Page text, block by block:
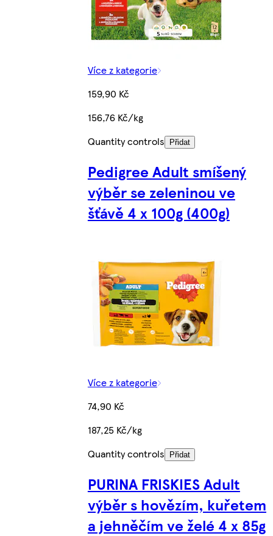
Více z kategorie
159,90 Kč
156,76 Kč/kg
Quantity controls
Přidat
Pedigree Adult smíšený
výběr se zeleninou ve
šťávě 4 x 100g (400g)
Více z kategorie
74,90 Kč
187,25 Kč/kg
Quantity controls
Přidat
PURINA FRISKIES Adult
výběr s hovězím, kuřetem
a jehněčím ve želé 4 x 85g